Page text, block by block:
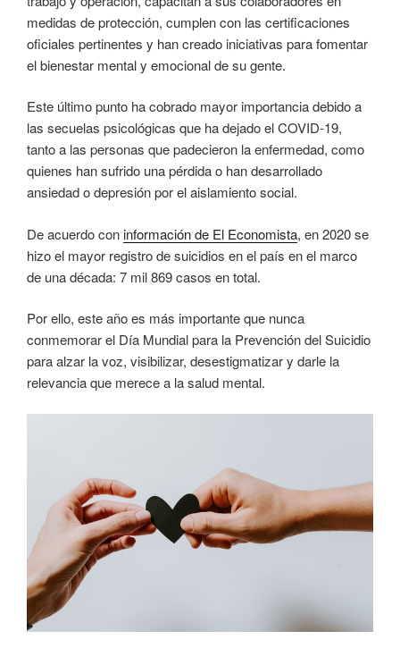
medidas de protección, cumplen con las certificaciones
oficiales pertinentes y han creado iniciativas para fomentar
el bienestar mental y emocional de su gente.
Este último punto ha cobrado mayor importancia debido a
las secuelas psicológicas que ha dejado el COVID-19,
tanto a las personas que padecieron la enfermedad, como
quienes han sufrido una pérdida o han desarrollado
ansiedad o depresión por el aislamiento social.
De acuerdo coninformación de El Economista, en 2020 se
hizo el mayor registro de suicidios en el país en el marco
de una década: 7 mil 869 casos en total.
Por ello, este año es más importante que nunca
conmemorar el Día Mundial para la Prevención del Suicidio
para alzar la voz, visibilizar, desestigmatizar y darle la
relevancia que merece a la salud mental.